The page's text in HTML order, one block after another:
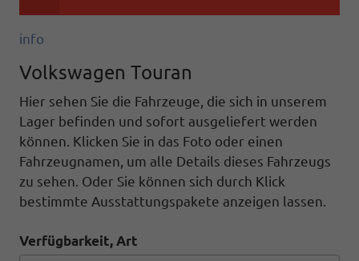
info
Volkswagen Touran
Hier sehen Sie die Fahrzeuge, die sich in unserem
Lager befinden und sofort ausgeliefert werden
können. Klicken Sie in das Foto oder einen
Fahrzeugnamen, um alle Details dieses Fahrzeugs
zu sehen. Oder Sie können sich durch Klick
bestimmte Ausstattungspakete anzeigen lassen.
Verfügbarkeit, Art